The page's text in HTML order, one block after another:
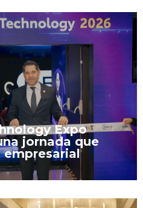
Expo
jornada que